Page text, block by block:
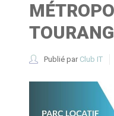
Publié par Club IT